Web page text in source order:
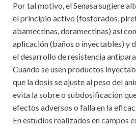
Por tal motivo, el Senasa sugiere
el principio activo (fosforados,
abamectinas, doramectinas) así
aplicación (baños o inyectables) y
el desarrollo de resistencia
Cuando se usen productos
que la dosis se ajuste al peso del
evita la sobre o subdosificación
efectos adversos o falla en la
En estudios realizados en campos